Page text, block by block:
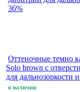
36%
Оттеночные темно
Solo brown с
для дальнозоркости
в наличии